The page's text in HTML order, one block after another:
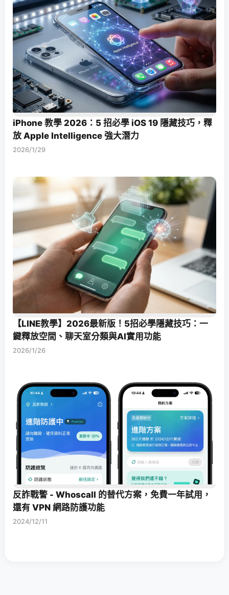
iPhone 教學 2026：5 招必學 iOS 19 隱藏技巧，釋
放 Apple Intelligence 強大潛力
2026/1/29
【LINE教學】2026最新版！5招必學隱藏技巧：一
鍵釋放空間、聊天室分類與AI實用功能
2026/1/26
反詐戰警 - Whoscall 的替代方案，免費一年試用，
還有 VPN 網路防護功能
2024/12/11